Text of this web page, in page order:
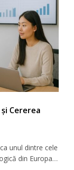
Cererea
unul dintre cele
din Europa…